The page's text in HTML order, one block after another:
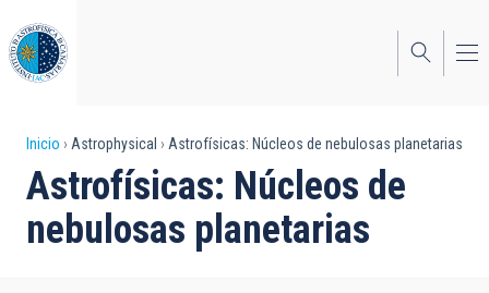
al
contenido
principal
Sobrescribir
enlaces
de
Inicio Astrophysical Astrofísicas: Núcleos de nebulosas planetarias
Astrofísicas: Núcleos de
nebulosas planetarias